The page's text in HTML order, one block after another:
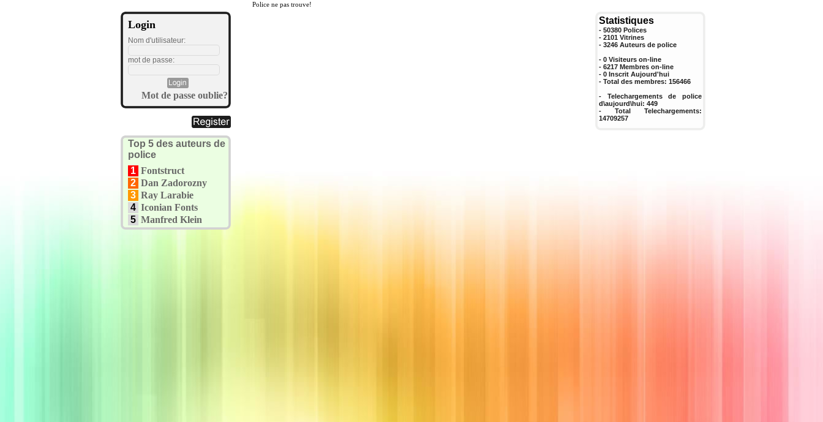
Login
Nom d'utilisateur:
mot de passe:
Mot de passe oublie?
Top 5 des auteurs de
police
1 Fontstruct
2 Dan Zadorozny
3 Ray Larabie
4 Iconian Fonts
5 Manfred Klein
Police ne pas trouve!
Statistiques
- 50380 Polices
- 2101 Vitrines
- 3246 Auteurs de police
- 0 Visiteurs on-line
- 6217 Membres on-line
- 0 Inscrit Aujourd'hui
- Total des membres: 156466
- Telechargements de police
d\aujourd\hui: 449
- Total Telechargements:
14709257